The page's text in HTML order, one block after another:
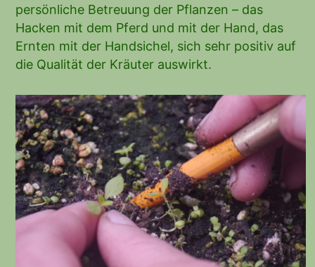
persönliche Betreuung der Pflanzen – das
Hacken mit dem Pferd und mit der Hand, das
Ernten mit der Handsichel, sich sehr positiv auf
die Qualität der Kräuter auswirkt.